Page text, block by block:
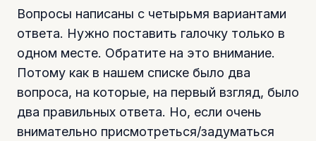
Вопросы написаны с четырьмя вариантами
ответа. Нужно поставить галочку только в
одном месте. Обратите на это внимание.
Потому как в нашем списке было два
вопроса, на которые, на первый взгляд, было
два правильных ответа. Но, если очень
внимательно присмотреться/задуматься